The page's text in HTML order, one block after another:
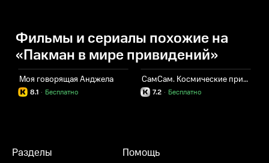
Фильмы и сериалы похожие на
«Пакман в мире привидений»
Моя говорящая Анджела
8.1 Бесплатно
·
СамСам. Космические приключения
7.2 Бесплатно
·
Разделы Помощь